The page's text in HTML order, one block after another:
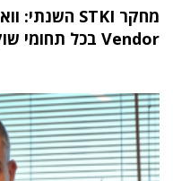
Vendor בכל תחומי שוק ה-IT